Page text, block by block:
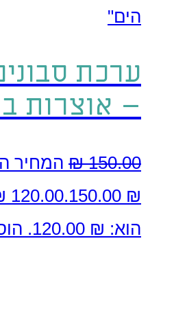
ערכת
– אוצרות
₪150.00
המחיר
₪ 150.00.
120.00
הוא: ₪ 120.00.